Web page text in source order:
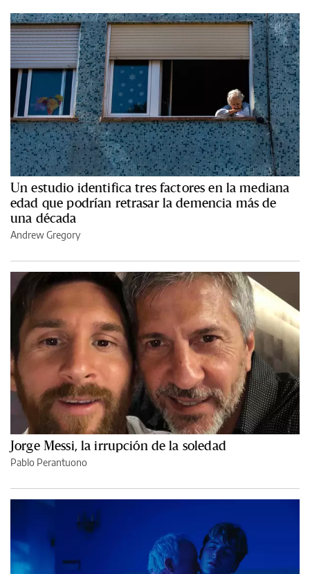
Un estudio identifica tres factores en la mediana
edad que podrían retrasar la demencia más de
una década
Andrew Gregory
Jorge Messi, la irrupción de la soledad
Pablo Perantuono